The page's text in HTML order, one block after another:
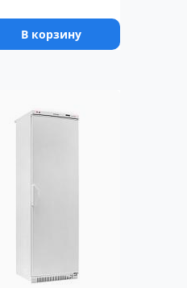
В корзину